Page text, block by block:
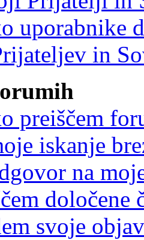
uporabnike
in
preiščem
iskanje
na
določene
svoje